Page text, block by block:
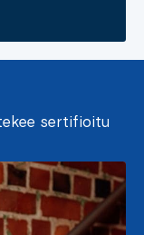
sertifioitu